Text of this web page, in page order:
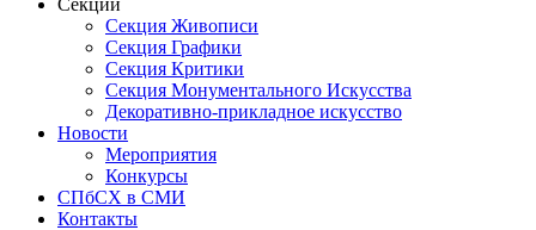
Секции
Секция Живописи
Секция Графики
Секция Критики
Секция Монументального Искусства
Декоративно-прикладное искусство
Новости
Мероприятия
Конкурсы
СПбСХ в СМИ
Контакты